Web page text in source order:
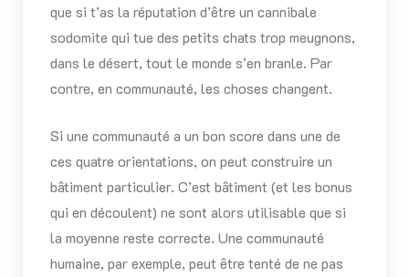
que si t’as la réputation d’être un cannibale
sodomite qui tue des petits chats trop meugnons,
dans le désert, tout le monde s’en branle. Par
contre, en communauté, les choses changent.
Si une communauté a un bon score dans une de
ces quatre orientations, on peut construire un
bâtiment particulier. C’est bâtiment (et les bonus
qui en découlent) ne sont alors utilisable que si
la moyenne reste correcte. Une communauté
humaine, par exemple, peut être tenté de ne pas